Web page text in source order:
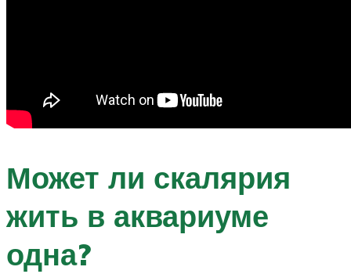
Может ли скалярия
жить в аквариуме
одна?